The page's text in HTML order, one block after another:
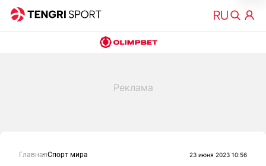
ГлавнаяСпорт мира 23 июня 2023 10:56